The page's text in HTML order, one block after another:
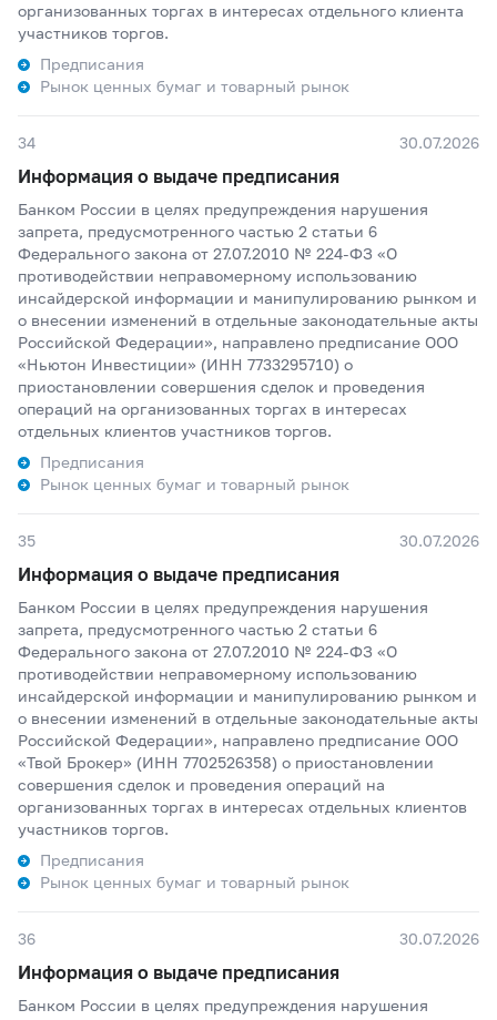
организованных торгах в интересах отдельного клиента
участников торгов.
Предписания
Рынок ценных бумаг и товарный рынок
34 30.07.2026
Информация о выдаче предписания
Банком России в целях предупреждения нарушения
запрета, предусмотренного частью 2 статьи 6
Федерального закона от 27.07.2010 № 224-ФЗ «О
противодействии неправомерному использованию
инсайдерской информации и манипулированию рынком и
о внесении изменений в отдельные законодательные акты
Российской Федерации», направлено предписание ООО
«Ньютон Инвестиции» (ИНН 7733295710) о
приостановлении совершения сделок и проведения
операций на организованных торгах в интересах
отдельных клиентов участников торгов.
Предписания
Рынок ценных бумаг и товарный рынок
35 30.07.2026
Информация о выдаче предписания
Банком России в целях предупреждения нарушения
запрета, предусмотренного частью 2 статьи 6
Федерального закона от 27.07.2010 № 224-ФЗ «О
противодействии неправомерному использованию
инсайдерской информации и манипулированию рынком и
о внесении изменений в отдельные законодательные акты
Российской Федерации», направлено предписание ООО
«Твой Брокер» (ИНН 7702526358) о приостановлении
совершения сделок и проведения операций на
организованных торгах в интересах отдельных клиентов
участников торгов.
Предписания
Рынок ценных бумаг и товарный рынок
36 30.07.2026
Информация о выдаче предписания
Банком России в целях предупреждения нарушения